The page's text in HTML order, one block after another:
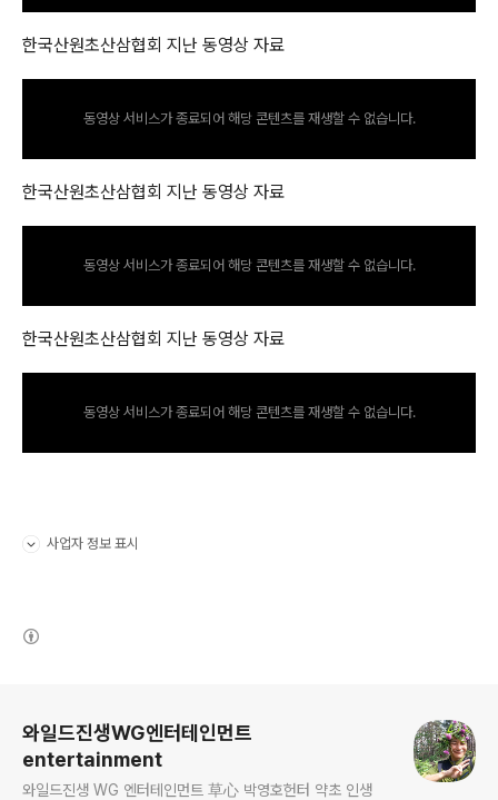
한국산원초산삼협회 지난 동영상 자료
동영상 서비스가 종료되어 해당 콘텐츠를 재생할 수 없습니다.
한국산원초산삼협회 지난 동영상 자료
동영상 서비스가 종료되어 해당 콘텐츠를 재생할 수 없습니다.
한국산원초산삼협회 지난 동영상 자료
동영상 서비스가 종료되어 해당 콘텐츠를 재생할 수 없습니다.
사업자 정보 표시
와일드진생WG엔터테인먼트
entertainment
와일드진생 WG 엔터테인먼트 草心 박영호헌터 약초 인생